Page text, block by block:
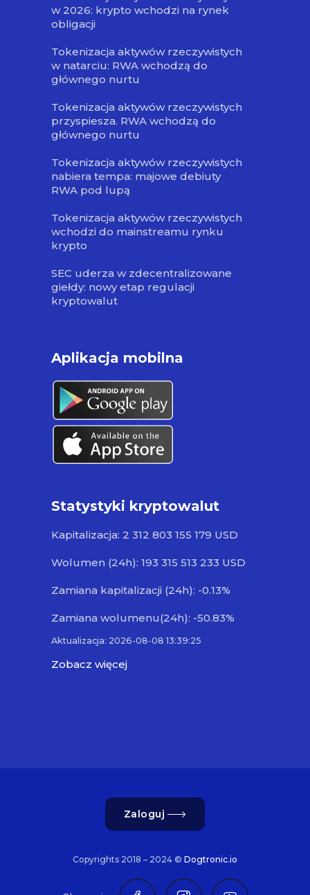
w 2026: krypto wchodzi na rynek
obligacji
Tokenizacja aktywów rzeczywistych
w natarciu: RWA wchodzą do
głównego nurtu
Tokenizacja aktywów rzeczywistych
przyspiesza. RWA wchodzą do
głównego nurtu
Tokenizacja aktywów rzeczywistych
nabiera tempa: majowe debiuty
RWA pod lupą
Tokenizacja aktywów rzeczywistych
wchodzi do mainstreamu rynku
krypto
SEC uderza w zdecentralizowane
giełdy: nowy etap regulacji
kryptowalut
Aplikacja mobilna
Statystyki kryptowalut
Kapitalizacja: 2 312 803 155 179 USD
Wolumen (24h): 193 315 513 233 USD
Zamiana kapitalizacji (24h): -0.13%
Zamiana wolumenu(24h): -50.83%
Aktualizacja: 2026-08-08 13:39:25
Zobacz więcej
Zaloguj
Copyrights 2018 – 2024 © Dogtronic.io